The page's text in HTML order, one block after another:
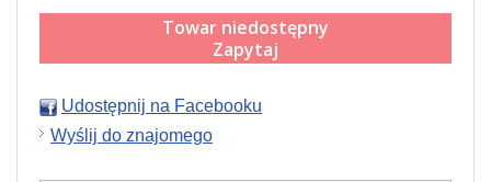
Towar niedostępny
Zapytaj
Udostępnij na Facebooku
Wyślij do znajomego